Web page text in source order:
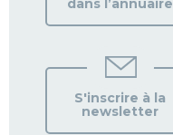
dans l’annuaire
S'inscrire à la
newsletter